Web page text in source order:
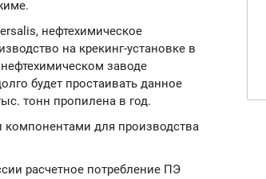
нефтехимическое
на крекинг-установке в
заводе
будет простаивать данное
тонн пропилена в год.
для производства
расчетное потребление ПЭ